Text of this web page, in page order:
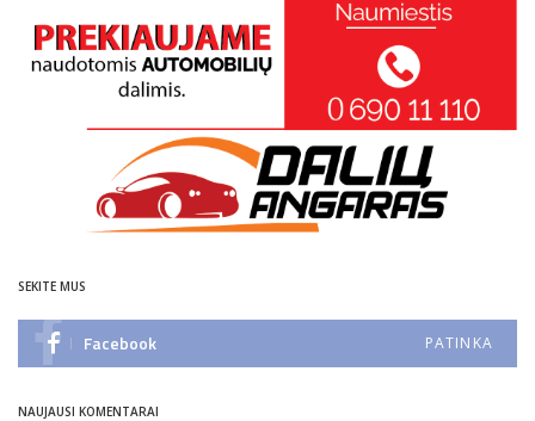
SEKITE MUS
Facebook PATINKA
NAUJAUSI KOMENTARAI